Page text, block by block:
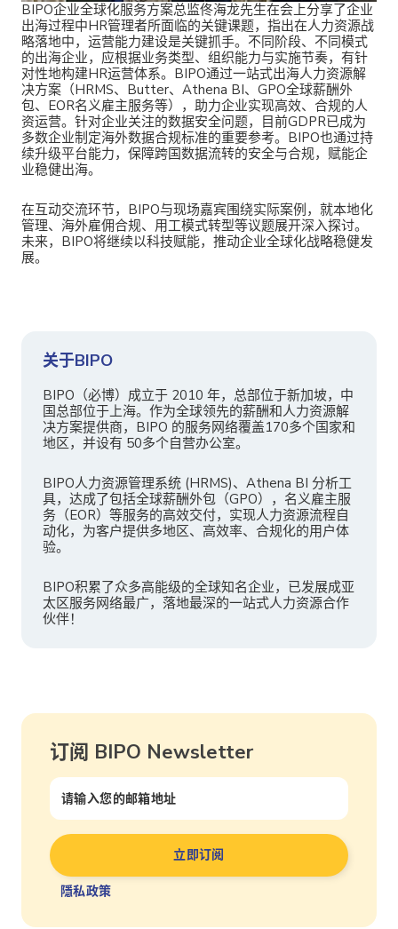
BIPO企业全球化服务方案总监佟海龙先生在会上分享了企业
出海过程中HR管理者所面临的关键课题，指出在人力资源战
略落地中，运营能力建设是关键抓手。不同阶段、不同模式
的出海企业，应根据业务类型、组织能力与实施节奏，有针
对性地构建HR运营体系。BIPO通过一站式出海人力资源解
决方案（HRMS、Butter、Athena BI、GPO全球薪酬外
包、EOR名义雇主服务等），助力企业实现高效、合规的人
资运营。针对企业关注的数据安全问题，目前GDPR已成为
多数企业制定海外数据合规标准的重要参考。BIPO也通过持
续升级平台能力，保障跨国数据流转的安全与合规，赋能企
业稳健出海。
在互动交流环节，BIPO与现场嘉宾围绕实际案例，就本地化
管理、海外雇佣合规、用工模式转型等议题展开深入探讨。
未来，BIPO将继续以科技赋能，推动企业全球化战略稳健发
展。
关于BIPO
BIPO（必博）成立于 2010 年，总部位于新加坡，中
国总部位于上海。作为全球领先的薪酬和人力资源解
决方案提供商，BIPO 的服务网络覆盖170多个国家和
地区，并设有 50多个自营办公室。
BIPO人力资源管理系统 (HRMS)、Athena BI 分析工
具，达成了包括全球薪酬外包（GPO），名义雇主服
务（EOR）等服务的高效交付，实现人力资源流程自
动化，为客户提供多地区、高效率、合规化的用户体
验。
BIPO积累了众多高能级的全球知名企业，已发展成亚
太区服务网络最广，落地最深的一站式人力资源合作
伙伴！
订阅 BIPO Newsletter
隱私政策